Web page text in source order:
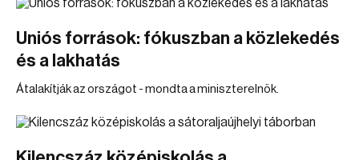
Uniós források: fókuszban a közlekedés
és a lakhatás
Átalakítják az országot - mondta a miniszterelnök.